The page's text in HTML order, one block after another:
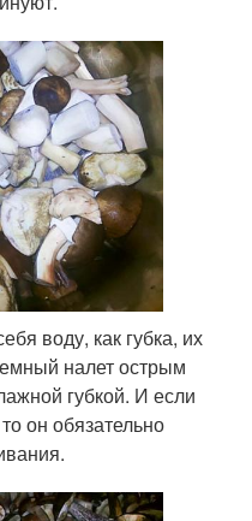
воду, как губка, их
налет острым
губкой. И если
он обязательно